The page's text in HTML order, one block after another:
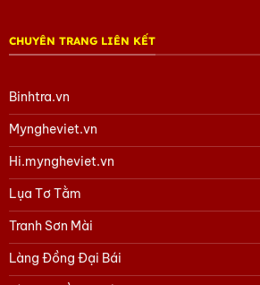
CHUYÊN TRANG LIÊN KẾT
Binhtra.vn
Myngheviet.vn
Hi.myngheviet.vn
Lụa Tơ Tằm
Tranh Sơn Mài
Làng Đồng Đại Bái